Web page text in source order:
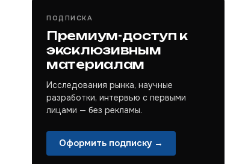
ПОДПИСКА
Премиум-доступ к
эксклюзивным
материалам
Исследования рынка, научные
разработки, интервью с первыми
лицами — без рекламы.
Оформить подписку →